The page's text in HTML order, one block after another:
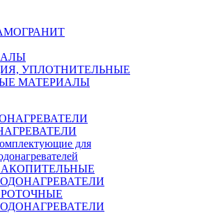
УПЛОТНИТЕЛЬНЫЕ
МАТЕРИАЛЫ
для